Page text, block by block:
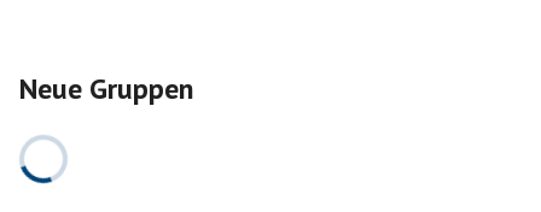
Neue Gruppen